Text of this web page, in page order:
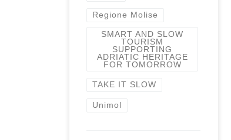
Regione Molise
SMART AND SLOW
TOURISM
SUPPORTING
ADRIATIC HERITAGE
FOR TOMORROW
TAKE IT SLOW
Unimol